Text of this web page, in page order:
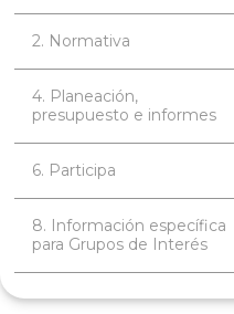
2. Normativa
4. Planeación,
presupuesto e informes
6. Participa
8. Información específica
para Grupos de Interés